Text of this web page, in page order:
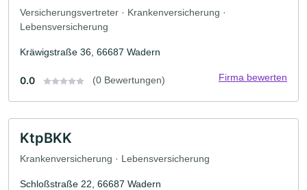
Versicherungsvertreter · Krankenversicherung ·
Lebensversicherung
Kräwigstraße 36, 66687 Wadern
0.0 (0 Bewertungen) Firma bewerten
KtpBKK
Krankenversicherung · Lebensversicherung
Schloßstraße 22, 66687 Wadern